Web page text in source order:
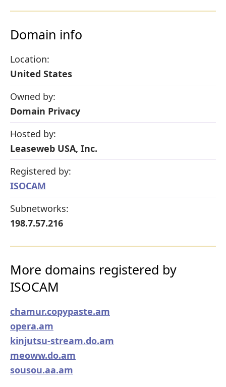
Domain info
Location:
United States
Owned by:
Domain Privacy
Hosted by:
Leaseweb USA, Inc.
Registered by:
ISOCAM
Subnetworks:
198.7.57.216
More domains registered by
ISOCAM
chamur.copypaste.am
opera.am
kinjutsu-stream.do.am
meoww.do.am
sousou.aa.am